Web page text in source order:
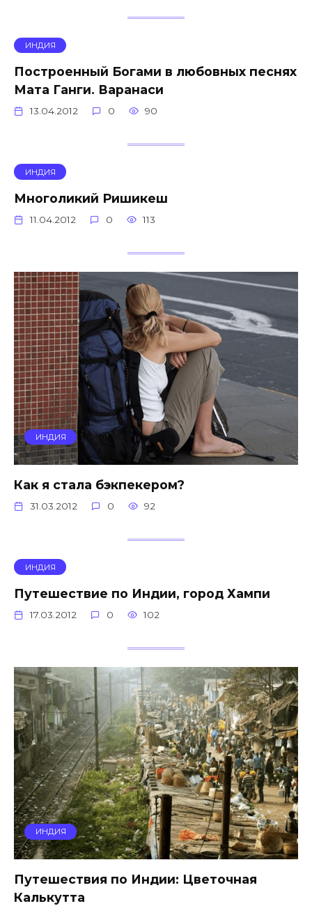
ИНДИЯ
Построенный Богами в любовных песнях
Мата Ганги. Варанаси
13.04.2012 0 90
ИНДИЯ
Многоликий Ришикеш
11.04.2012 0 113
ИНДИЯ
Как я стала бэкпекером?
31.03.2012 0 92
ИНДИЯ
Путешествие по Индии, город Хампи
17.03.2012 0 102
ИНДИЯ
Путешествия по Индии: Цветочная
Калькутта